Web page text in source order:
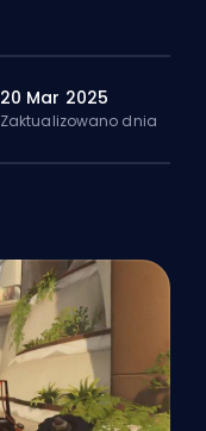
20 Mar 2025
Zaktualizowano dnia